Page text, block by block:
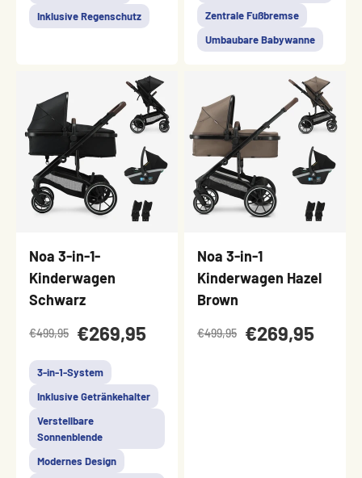
Inklusive Regenschutz
Zentrale Fußbremse
Umbaubare Babywanne
Noa 3-in-1-
Kinderwagen
Schwarz
€499,95 €269,95
3-in-1-System
Inklusive Getränkehalter
Verstellbare
Sonnenblende
Modernes Design
Noa 3-in-1
Kinderwagen Hazel
Brown
€499,95 €269,95